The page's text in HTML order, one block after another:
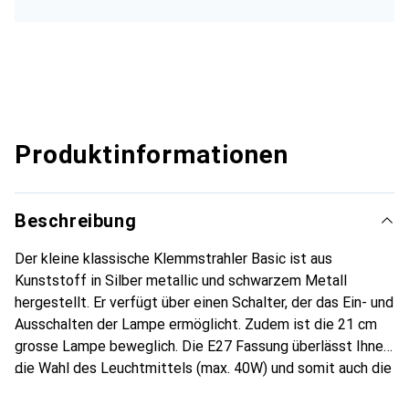
Produktinformationen
Beschreibung
Der kleine klassische Klemmstrahler Basic ist aus
Kunststoff in Silber metallic und schwarzem Metall
hergestellt. Er verfügt über einen Schalter, der das Ein- und
Ausschalten der Lampe ermöglicht. Zudem ist die 21 cm
grosse Lampe beweglich. Die E27 Fassung überlässt Ihnen
die Wahl des Leuchtmittels (max. 40W) und somit auch die